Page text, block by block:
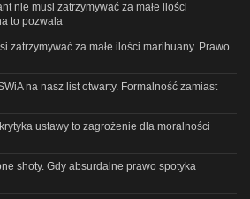
nie musi zatrzymywać za małe ilości
to pozwala
zatrzymywać za małe ilości marihuany. Prawo
na nasz list otwarty. Formalność zamiast
ustawy to zagrożenie dla moralności
shoty. Gdy absurdalne prawo spotyka